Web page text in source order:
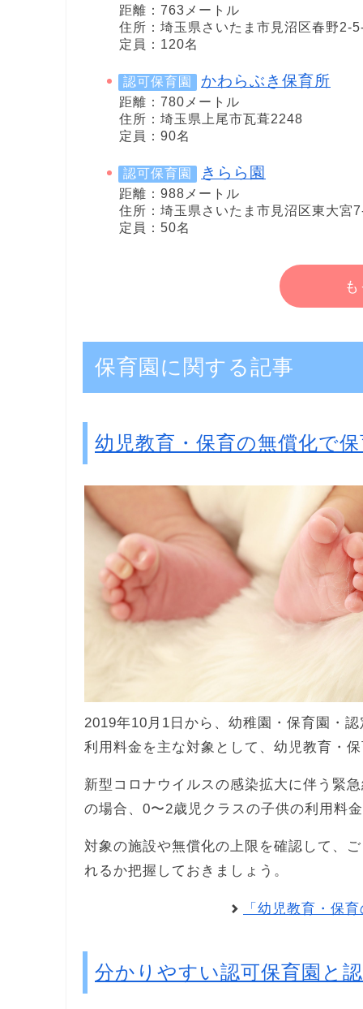
距離：763メートル
住所：埼玉県さいたま市見沼区春野2-
定員：120名
認可保育園 かわらぶき保育所
距離：780メートル
住所：埼玉県上尾市瓦葺2248
定員：90名
認可保育園 きらら園
距離：988メートル
住所：埼玉県さいたま市見沼区東大宮
定員：50名
保育園に関する記事
幼児教育・保育の無償化で
2019年10月1日から、幼稚園・保育園・
利用料金を主な対象として、幼児教育・
新型コロナウイルスの感染拡大に伴う緊
の場合、0〜2歳児クラスの子供の利用料
対象の施設や無償化の上限を確認して、
れるか把握しておきましょう。
「幼児教育・保
分かりやすい認可保育園と